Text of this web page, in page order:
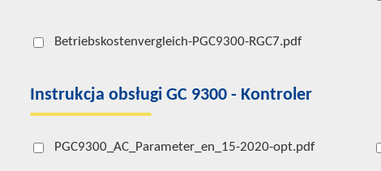
Betriebskostenvergleich-PGC9300-RGC7.pdf
Instrukcja obsługi GC 9300 - Kontroler
PGC9300_AC_Parameter_en_15-2020-opt.pdf